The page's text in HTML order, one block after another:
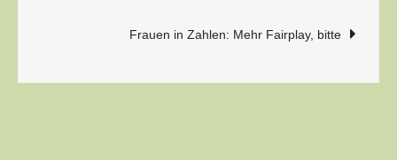
Frauen in Zahlen: Mehr Fairplay, bitte